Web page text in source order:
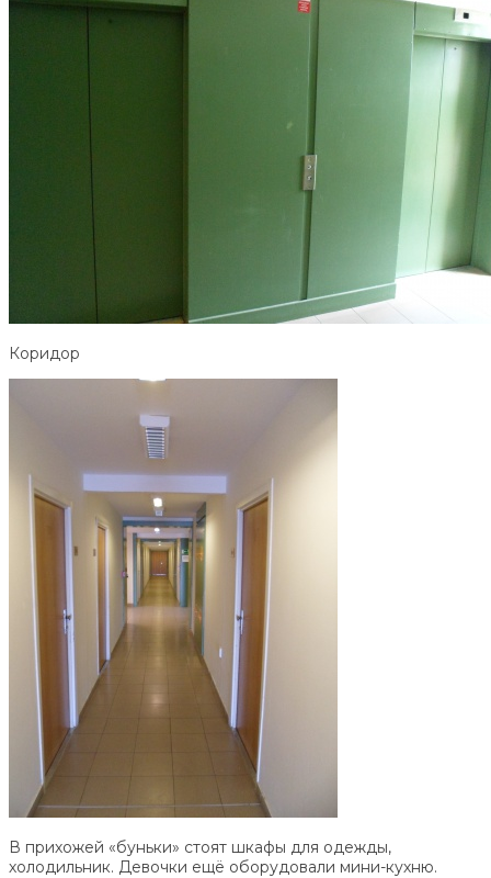
Коридор
В прихожей «буньки» стоят шкафы для одежды,
холодильник. Девочки ещё оборудовали мини-кухню.